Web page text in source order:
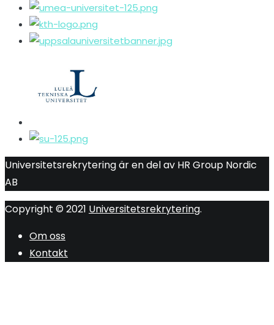
Universitetsrekrytering är en del av HR Group Nordic
AB
Copyright © 2021 Universitetsrekrytering.
Om oss
Kontakt